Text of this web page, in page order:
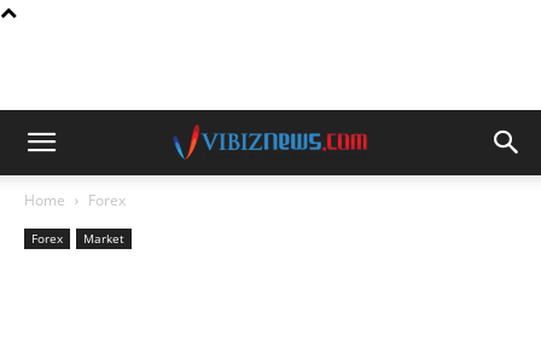
Home Forex
Forex Market